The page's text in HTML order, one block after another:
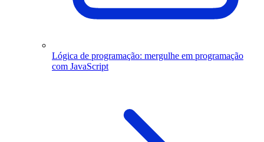
Lógica de programação: mergulhe em programação
com JavaScript